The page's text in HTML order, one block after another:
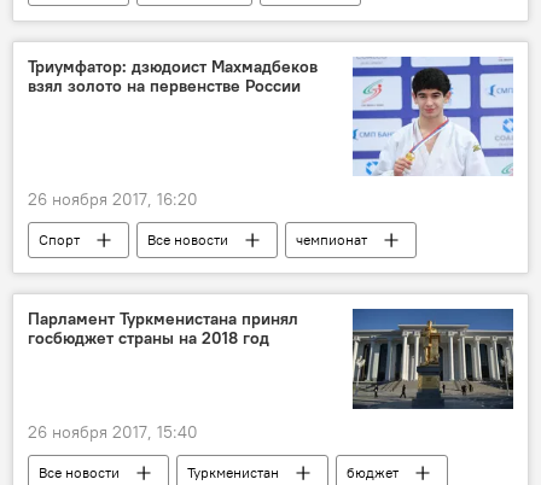
Мир
Триумфатор: дзюдоист Махмадбеков
взял золото на первенстве России
26 ноября 2017, 16:20
Спорт Все новости
чемпионат
дзюдо
Таджикистан: свежие новости спорта
Парламент Туркменистана принял
госбюджет страны на 2018 год
26 ноября 2017, 15:40
Все новости Туркменистан
бюджет